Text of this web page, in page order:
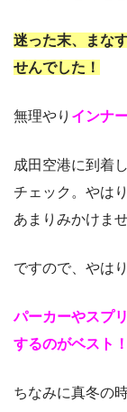
迷った末、まな
せんでした！
無理やり インナ
成田空港に到着
チェック。やは
あまりみかけま
ですので、やは
パーカーやスプ
するのがベスト
ちなみに真冬の